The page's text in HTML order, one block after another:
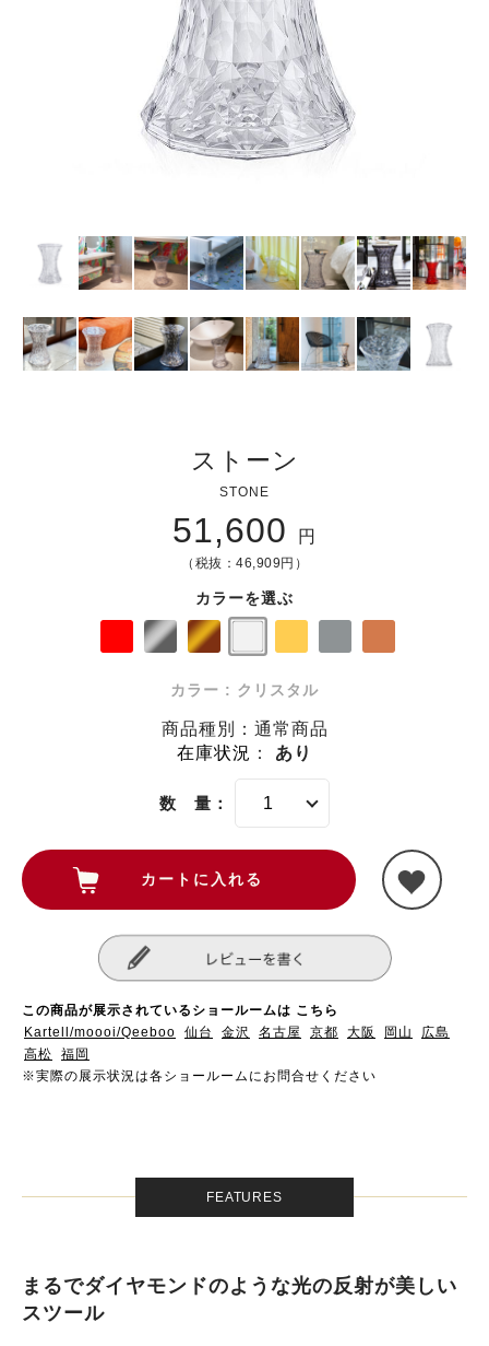
ストーン
STONE
51,600 円
（税抜：46,909円）
カラーを選ぶ
カラー : クリスタル
商品種別：通常商品
在庫状況 ： あり
数 量：
この商品が展示されているショールームは こちら
Kartell/moooi/Qeeboo
仙台 金沢 名古屋 京都 大阪 岡山
広島
高松
福岡
※実際の展示状況は各ショールームにお問合せください
FEATURES
まるでダイヤモンドのような光の反射が美しい
スツール